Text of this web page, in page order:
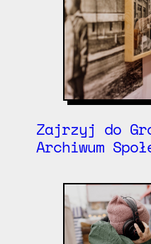
Zajrzyj do
Archiwum